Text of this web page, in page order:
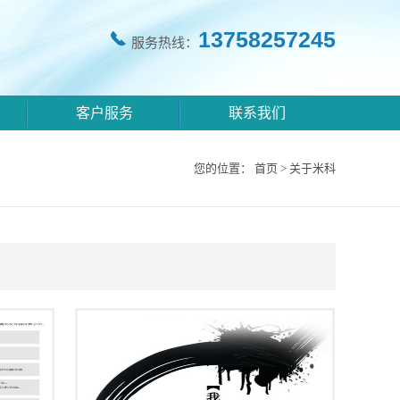
服务热线： 13758257245
客户服务 联系我们
您的位置： 首页 > 关于米科